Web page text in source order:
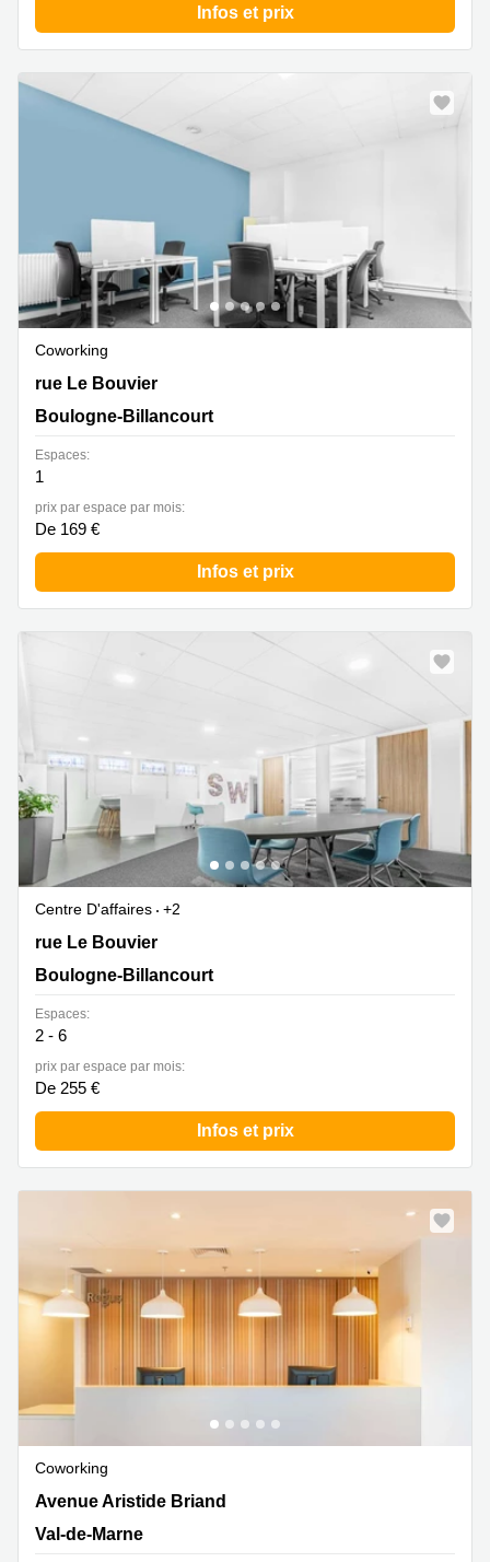
Infos et prix
Coworking
7, rue Le Bouvier, Boulogne-Billancourt
rue Le Bouvier
Boulogne-Billancourt
Espaces:
1
prix par espace par mois:
De 169 €
Infos et prix
Centre D'affaires
+2
7, rue Le Bouvier, Boulogne-Billancourt
rue Le Bouvier
Boulogne-Billancourt
Espaces:
2 - 6
prix par espace par mois:
De 255 €
Infos et prix
Coworking
191 Avenue Aristide Briand, Val-de-Marne
Avenue Aristide Briand
Val-de-Marne